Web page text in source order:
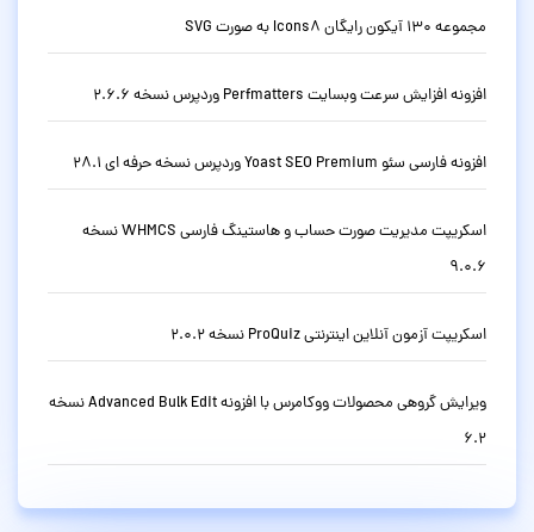
مجموعه 130 آیکون رایگان Icons8 به صورت SVG
افزونه افزایش سرعت وبسایت Perfmatters وردپرس نسخه 2.6.6
افزونه فارسی سئو Yoast SEO Premium وردپرس نسخه حرفه ای 28.1
اسکریپت مدیریت صورت حساب و هاستینگ فارسی WHMCS نسخه
9.0.6
اسکریپت آزمون آنلاین اینترنتی ProQuiz نسخه 2.0.2
ویرایش گروهی محصولات ووکامرس با افزونه Advanced Bulk Edit نسخه
6.2